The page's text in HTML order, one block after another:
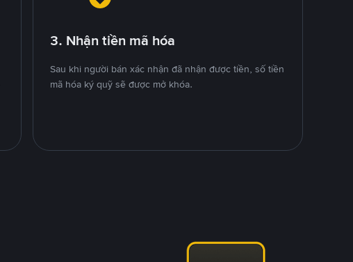
3. Nhận tiền mã hóa
Sau khi người bán xác nhận đã nhận được tiền, số tiền
mã hóa ký quỹ sẽ được mở khóa.